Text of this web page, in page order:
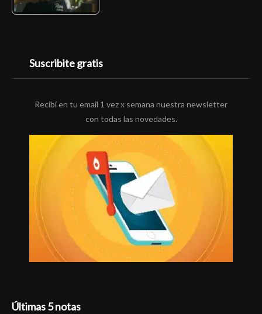
Suscribite gratis
Recibí en tu email 1 vez x semana nuestra newsletter
con todas las novedades.
Últimas 5 notas